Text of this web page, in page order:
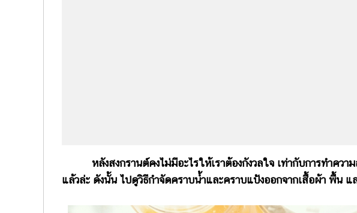
หลังสงกรานต์คงไม่มีอะไรให้เราต้องกังวลใจ เท่ากับการทำความ
แล้วล่ะ ดังนั้น ไปดูวิธีกำจัดคราบน้ำและคราบแป้งออกจากเสื้อผ้า พื้น